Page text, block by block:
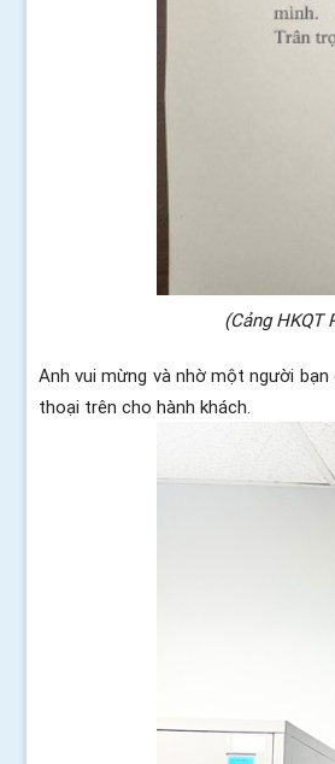
(Cảng HKQT
Anh vui mừng và nhờ một người bạn
thoại trên cho hành khách.